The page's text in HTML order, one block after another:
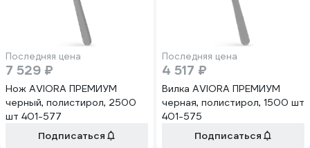
Последняя цена
7 529 ₽
Нож AVIORA ПРЕМИУМ
черный, полистирол, 2500
шт 401-577
Подписаться
Последняя цена
4 517 ₽
Вилка AVIORA ПРЕМИУМ
черная, полистирол, 1500 шт
401-575
Подписаться